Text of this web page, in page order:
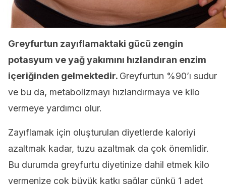
Greyfurtun zayıflamaktaki gücü zengin
potasyum ve yağ yakımını hızlandıran enzim
içeriğinden gelmektedir. Greyfurtun %90’ı sudur
ve bu da, metabolizmayı hızlandırmaya ve kilo
vermeye yardımcı olur.
Zayıflamak için oluşturulan diyetlerde kaloriyi
azaltmak kadar, tuzu azaltmak da çok önemlidir.
Bu durumda greyfurtu diyetinize dahil etmek kilo
vermenize çok büyük katkı sağlar çünkü 1 adet